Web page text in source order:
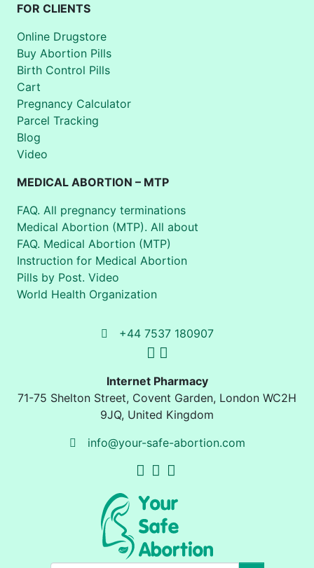
FOR CLIENTS
Online Drugstore
Buy Abortion Pills
Birth Control Pills
Cart
Pregnancy Calculator
Parcel Tracking
Blog
Video
MEDICAL ABORTION – MTP
FAQ. All pregnancy terminations
Medical Abortion (MTP). All about
FAQ. Medical Abortion (MTP)
Instruction for Medical Abortion
Pills by Post. Video
World Health Organization
+44 7537 180907
Internet Pharmacy
71-75 Shelton Street, Covent Garden, London WC2H
9JQ, United Kingdom
info@your-safe-abortion.com